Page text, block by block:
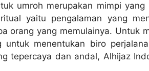
umroh merupakan mimpi yang
yaitu pengalaman yang
orang yang memulainya. Untuk
menentukan biro
tepercaya dan andal, Alhijaz